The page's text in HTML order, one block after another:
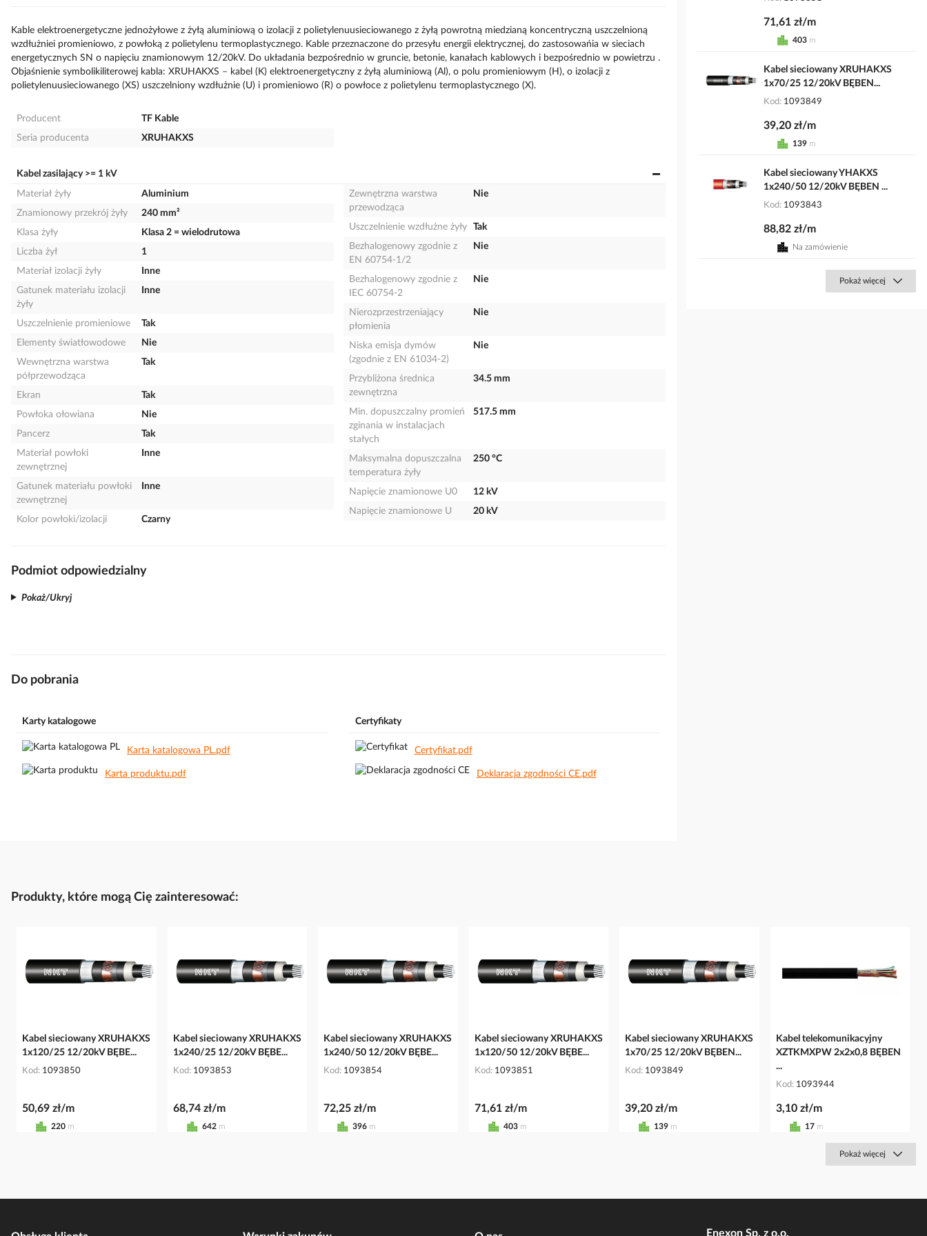
Kable elektroenergetyczne jednożyłowe z żyłą aluminiową o izolacji z polietylenuusieciowanego z żyłą powrotną miedzianą koncentryczną uszczelnioną
wzdłużniei promieniowo, z powłoką z polietylenu termoplastycznego. Kable przeznaczone do przesyłu energii elektrycznej, do zastosowańia w sieciach
energetycznych SN o napięciu znamionowym 12/20kV. Do układania bezpośrednio w gruncie, betonie, kanałach kablowych i bezpośrednio w powietrzu .
Objaśnienie symbolikiliterowej kabla: XRUHAKXS – kabel (K) elektroenergetyczny z żyłą aluminiową (Al), o polu promieniowym (H), o izolacji z
polietylenuusieciowanego (XS) uszczelniony wzdłużnie (U) i promieniowo (R) o powłoce z polietylenu termoplastycznego (X).
Producent
TF Kable
Seria producenta
XRUHAKXS
Kabel zasilający >= 1 kV
Materiał żyły
Aluminium
Znamionowy przekrój żyły
240 mm²
Klasa żyły
Klasa 2 = wielodrutowa
Liczba żył
1
Materiał izolacji żyły
Inne
Gatunek materiału izolacji
żyły
Inne
Uszczelnienie promieniowe
Tak
Elementy światłowodowe
Nie
Wewnętrzna warstwa
półprzewodząca
Tak
Ekran
Tak
Powłoka ołowiana
Nie
Pancerz
Tak
Materiał powłoki
zewnętrznej
Inne
Gatunek materiału powłoki
zewnętrznej
Inne
Kolor powłoki/izolacji Czarny
Zewnętrzna warstwa
przewodząca
Nie
Uszczelnienie wzdłużne żyły
Tak
Bezhalogenowy zgodnie z
EN 60754-1/2
Nie
Bezhalogenowy zgodnie z
IEC 60754-2
Nie
Nierozprzestrzeniający
płomienia
Nie
Niska emisja dymów
(zgodnie z EN 61034-2)
Nie
Przybliżona średnica
zewnętrzna
34.5 mm
Min. dopuszczalny promień
zginania w instalacjach
stałych
517.5 mm
Maksymalna dopuszczalna
temperatura żyły
250 °C
Napięcie znamionowe U0
12 kV
Napięcie znamionowe U
20 kV
Podmiot odpowiedzialny
Pokaż/Ukryj
Do pobrania
Karty katalogowe
Karta katalogowa PL.pdf
Karta produktu.pdf
Certyfikaty
Certyfikat.pdf
Deklaracja zgodności CE.pdf
71,61 zł/m
403 m
Kabel sieciowany XRUHAKXS
1x70/25 12/20kV BĘBEN...
Kod 1093849
39,20 zł/m
139 m
Kabel sieciowany YHAKXS
1x240/50 12/20kV BĘBEN ...
Kod 1093843
88,82 zł/m
Na zamówienie
Pokaż więcej
Produkty, które mogą Cię zainteresować:
Kabel sieciowany XRUHAKXS
1x120/25 12/20kV BĘBE...
Kod 1093850
50,69 zł/m
220 m
Kabel sieciowany XRUHAKXS
1x240/25 12/20kV BĘBE...
Kod 1093853
68,74 zł/m
642 m
Kabel sieciowany XRUHAKXS
1x240/50 12/20kV BĘBE...
Kod 1093854
72,25 zł/m
396 m
Kabel sieciowany XRUHAKXS
1x120/50 12/20kV BĘBE...
Kod 1093851
71,61 zł/m
403 m
Kabel sieciowany XRUHAKXS
1x70/25 12/20kV BĘBEN...
Kod 1093849
39,20 zł/m
139 m
Kabel telekomunikacyjny
XZTKMXPW 2x2x0,8 BĘBEN
...
Kod 1093944
3,10 zł/m
17 m
Pokaż więcej
Enexon Sp. z o.o.